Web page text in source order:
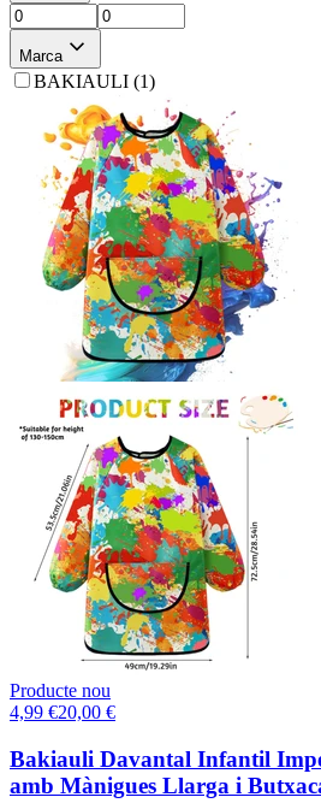
Marca
BAKIAULI (1)
Producte nou
4,99 €20,00 €
Bakiauli Davantal Infantil
amb Mànigues Llarga i